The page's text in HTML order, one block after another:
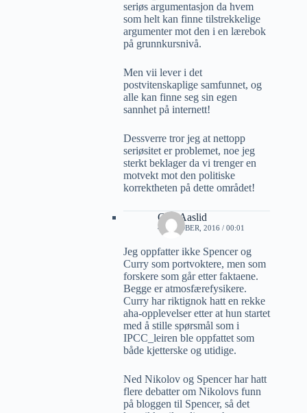
seriøs argumentasjon da hvem
som helt kan finne tilstrekkelige
argumenter mot den i en lærebok
på grunnkursnivå.
Men vii lever i det
postvitenskaplige samfunnet, og
alle kan finne seg sin egen
sannhet på internett!
Dessverre tror jeg at nettopp
seriøsitet er problemet, noe jeg
sterkt beklager da vi trenger en
motvekt mot den politiske
korrektheten på dette området!
Geir Aaslid
4 OKTOBER, 2016 / 00:01
Jeg oppfatter ikke Spencer og
Curry som portvoktere, men som
forskere som går etter faktaene.
Begge er atmosfærefysikere.
Curry har riktignok hatt en rekke
aha-opplevelser etter at hun startet
med å stille spørsmål som i
IPCC_leiren ble oppfattet som
både kjetterske og utidige.
Ned Nikolov og Spencer har hatt
flere debatter om Nikolovs funn
på bloggen til Spencer, så det